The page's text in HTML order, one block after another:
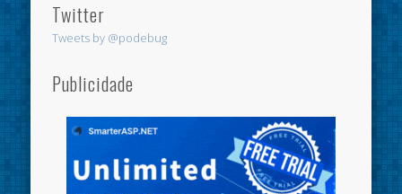
Twitter
Tweets by @podebug
Publicidade